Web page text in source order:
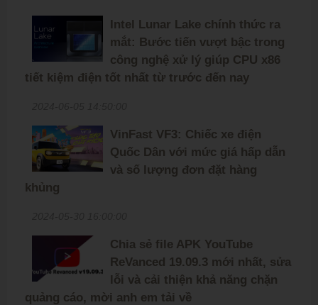
Intel Lunar Lake chính thức ra
mắt: Bước tiến vượt bậc trong
công nghệ xử lý giúp CPU x86
tiết kiệm điện tốt nhất từ trước đến nay
VinFast VF3: Chiếc xe điện
Quốc Dân với mức giá hấp dẫn
và số lượng đơn đặt hàng
khủng
Chia sẻ file APK YouTube
ReVanced 19.09.3 mới nhất, sửa
lỗi và cải thiện khả năng chặn
quảng cáo, mời anh em tải về